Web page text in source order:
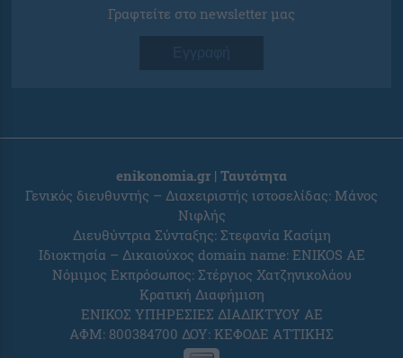
Γραφτείτε στο newsletter μας
Εγγραφή
enikonomia.gr | Ταυτότητα
Γενικός διευθυντής – Διαχειριστής ιστοσελίδας: Μάνος
Νιφλής
Διευθύντρια Σύνταξης: Στεφανία Κασίμη
Ιδιοκτησία – Δικαιούχος domain name: ENIKOS AE
Νόμιμος Εκπρόσωπος: Στέργιος Χατζηνικολάου
Κρατική Διαφήμιση
ΕΝΙΚΟΣ ΥΠΗΡΕΣΙΕΣ ΔΙΑΔΙΚΤΥΟΥ ΑΕ
ΑΦΜ: 800384700 ΔΟΥ: ΚΕΦΟΔΕ ΑΤΤΙΚΗΣ